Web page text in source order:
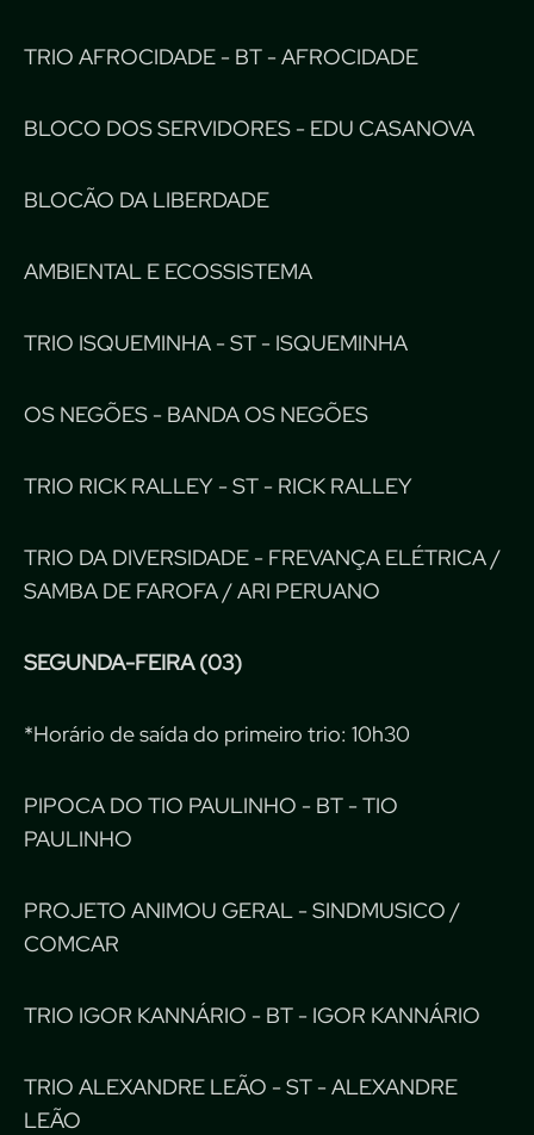
TRIO AFROCIDADE - BT - AFROCIDADE
BLOCO DOS SERVIDORES - EDU CASANOVA
BLOCÃO DA LIBERDADE
AMBIENTAL E ECOSSISTEMA
TRIO ISQUEMINHA - ST - ISQUEMINHA
OS NEGÕES - BANDA OS NEGÕES
TRIO RICK RALLEY - ST - RICK RALLEY
TRIO DA DIVERSIDADE - FREVANÇA ELÉTRICA /
SAMBA DE FAROFA / ARI PERUANO
SEGUNDA-FEIRA (03)
*Horário de saída do primeiro trio: 10h30
PIPOCA DO TIO PAULINHO - BT - TIO
PAULINHO
PROJETO ANIMOU GERAL - SINDMUSICO /
COMCAR
TRIO IGOR KANNÁRIO - BT - IGOR KANNÁRIO
TRIO ALEXANDRE LEÃO - ST - ALEXANDRE
LEÃO